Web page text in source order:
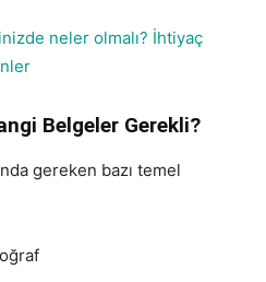
neler olmalı? İhtiyaç
Belgeler Gerekli?
gereken bazı temel